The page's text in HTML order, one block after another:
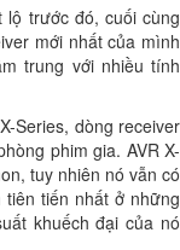
trước đó, cuối cùng
mới nhất của mình
trung với nhiều tính
Series, dòng receiver
phim gia. AVR X-
tuy nhiên nó vẫn có
tiến nhất ở những
khuếch đại của nó